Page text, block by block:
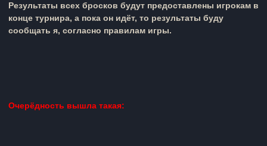
Результаты всех бросков будут предоставлены игрокам в
конце турнира, а пока он идёт, то результаты буду
сообщать я, согласно правилам игры.
Очерёдноcть вышла такая: